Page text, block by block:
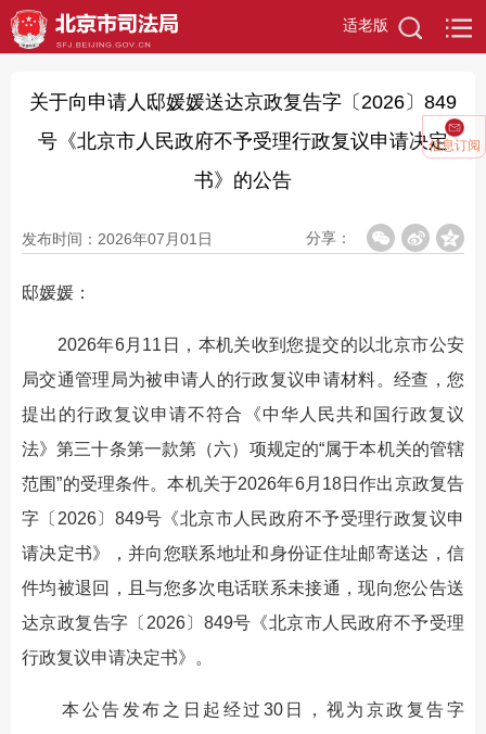
适老版
信息订阅
关于向申请人邸媛媛送达京政复告字〔2026〕849
号《北京市人民政府不予受理行政复议申请决定
书》的公告
发布时间：2026年07月01日 分享：
邸媛媛：
2026年6月11日，本机关收到您提交的以北京市公安
局交通管理局为被申请人的行政复议申请材料。经查，您
提出的行政复议申请不符合《中华人民共和国行政复议
法》第三十条第一款第（六）项规定的“属于本机关的管辖
范围”的受理条件。本机关于2026年6月18日作出京政复告
字〔2026〕849号《北京市人民政府不予受理行政复议申
请决定书》，并向您联系地址和身份证住址邮寄送达，信
件均被退回，且与您多次电话联系未接通，现向您公告送
达京政复告字〔2026〕849号《北京市人民政府不予受理
行政复议申请决定书》。
本公告发布之日起经过30日，视为京政复告字